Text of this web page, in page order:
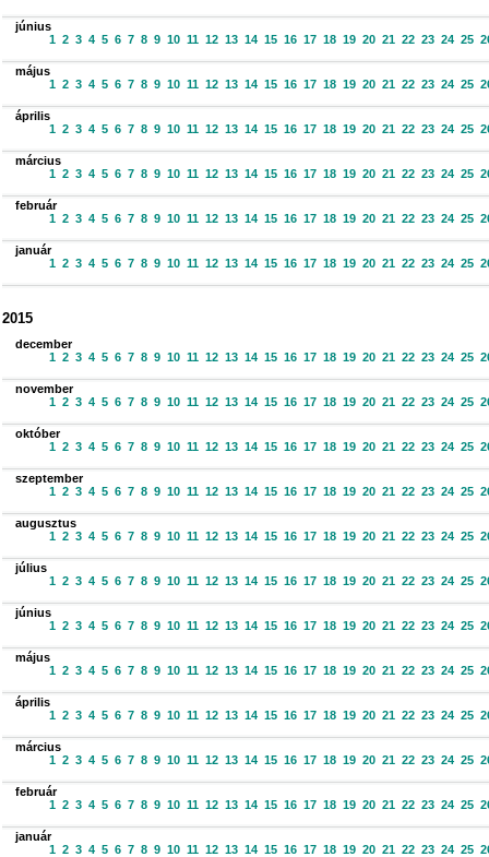
június
1 2 3 4 5 6 7 8 9 10 11 12 13 14 15 16 17 18 19 20 21 22 23 24 25
május
1 2 3 4 5 6 7 8 9 10 11 12 13 14 15 16 17 18 19 20 21 22 23 24 25
április
1 2 3 4 5 6 7 8 9 10 11 12 13 14 15 16 17 18 19 20 21 22 23 24 25
március
1 2 3 4 5 6 7 8 9 10 11 12 13 14 15 16 17 18 19 20 21 22 23 24 25
február
1 2 3 4 5 6 7 8 9 10 11 12 13 14 15 16 17 18 19 20 21 22 23 24 25
január
1 2 3 4 5 6 7 8 9 10 11 12 13 14 15 16 17 18 19 20 21 22 23 24 25
2015
december
1 2 3 4 5 6 7 8 9 10 11 12 13 14 15 16 17 18 19 20 21 22 23 24 25
november
1 2 3 4 5 6 7 8 9 10 11 12 13 14 15 16 17 18 19 20 21 22 23 24 25
október
1 2 3 4 5 6 7 8 9 10 11 12 13 14 15 16 17 18 19 20 21 22 23 24 25
szeptember
1 2 3 4 5 6 7 8 9 10 11 12 13 14 15 16 17 18 19 20 21 22 23 24 25
augusztus
1 2 3 4 5 6 7 8 9 10 11 12 13 14 15 16 17 18 19 20 21 22 23 24 25
július
1 2 3 4 5 6 7 8 9 10 11 12 13 14 15 16 17 18 19 20 21 22 23 24 25
június
1 2 3 4 5 6 7 8 9 10 11 12 13 14 15 16 17 18 19 20 21 22 23 24 25
május
1 2 3 4 5 6 7 8 9 10 11 12 13 14 15 16 17 18 19 20 21 22 23 24 25
április
1 2 3 4 5 6 7 8 9 10 11 12 13 14 15 16 17 18 19 20 21 22 23 24 25
március
1 2 3 4 5 6 7 8 9 10 11 12 13 14 15 16 17 18 19 20 21 22 23 24 25
február
1 2 3 4 5 6 7 8 9 10 11 12 13 14 15 16 17 18 19 20 21 22 23 24 25
január
1 2 3 4 5 6 7 8 9 10 11 12 13 14 15 16 17 18 19 20 21 22 23 24 25